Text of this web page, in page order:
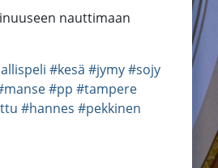
nauttimaan
#kesä #jymy#sojy
#pp #tampere
#hannes #pekkinen